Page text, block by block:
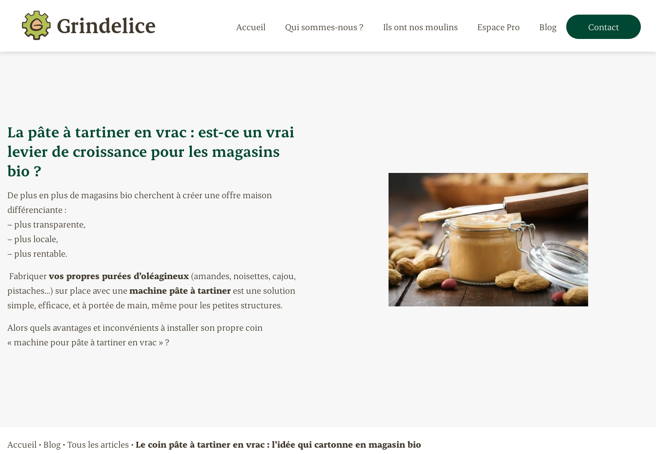
Accueil Qui sommes-nous ? Ils ont nos moulins Espace Pro Blog Contact
La pâte à tartiner en vrac : est-ce un vrai
levier de croissance pour les magasins
bio ?
De plus en plus de magasins bio cherchent à créer une offre maison
différenciante :
– plus transparente,
– plus locale,
– plus rentable.
Fabriquervos propres purées d’oléagineux (amandes, noisettes, cajou,
pistaches…) sur place avec unemachine pâte à tartiner est une solution
simple, efficace, et à portée de main, même pour les petites structures.
Alors quels avantages et inconvénients à installer son propre coin
« machine pour pâte à tartiner en vrac » ?
Accueil • Blog • Tous les articles • Le coin pâte à tartiner en vrac : l’idée qui cartonne en magasin bio